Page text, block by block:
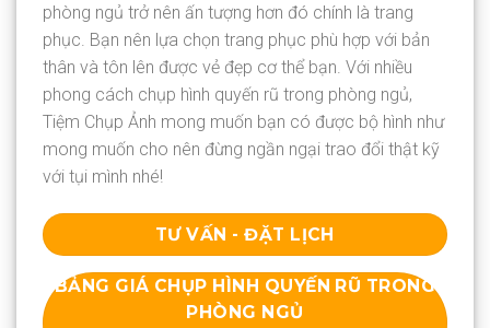
phòng ngủ trở nên ấn tượng hơn đó chính là trang
phục. Bạn nên lựa chọn trang phục phù hợp với bản
thân và tôn lên được vẻ đẹp cơ thể bạn. Với nhiều
phong cách chụp hình quyến rũ trong phòng ngủ,
Tiệm Chụp Ảnh mong muốn bạn có được bộ hình như
mong muốn cho nên đừng ngần ngại trao đổi thật kỹ
với tụi mình nhé!
TƯ VẤN - ĐẶT LỊCH
BẢNG GIÁ CHỤP HÌNH QUYẾN RŨ TRONG
PHÒNG NGỦ